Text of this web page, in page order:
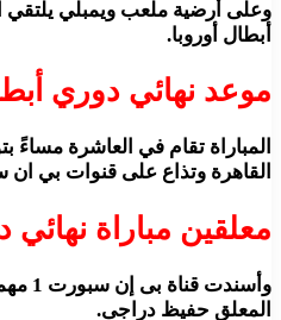
وعلى أرضية ملعب ويمبلي يلتقي
أبطال أوروبا.
موعد نهائي دوري
المباراة تقام في العاشرة مساءً
القاهرة وتذاع على قنوات بي ان
معلقين مباراة نهائي
المعلق حفيظ دراجى.